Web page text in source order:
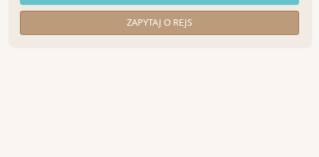
ZAPYTAJ O REJS